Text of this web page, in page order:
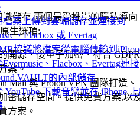
檔案上傳到雲端儲存並連接到
、Flacbox 或 Evertag
協議將檔案從電腦傳輸到
、Flacbox、Evertag連接
VAULT的內部儲存
YouTube 下載音樂並在 iPhone
儲存,兩個最受推崇的隱私導向
生選項:
開源、後量子加密、符合 GDPR
案。
Mail 與 Proton VPN 團隊打造、
密儲存空間。提供免費方案,以
方案。